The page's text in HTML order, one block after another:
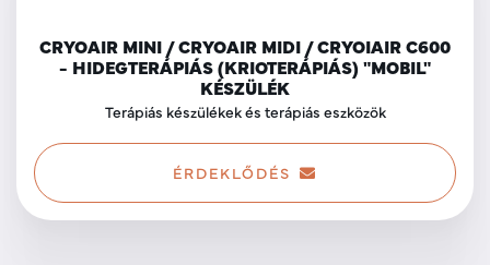
CRYOAIR MINI / CRYOAIR MIDI / CRYOIAIR C600
- HIDEGTERÁPIÁS (KRIOTERÁPIÁS) "MOBIL"
KÉSZÜLÉK
Terápiás készülékek és terápiás eszközök
ÉRDEKLŐDÉS